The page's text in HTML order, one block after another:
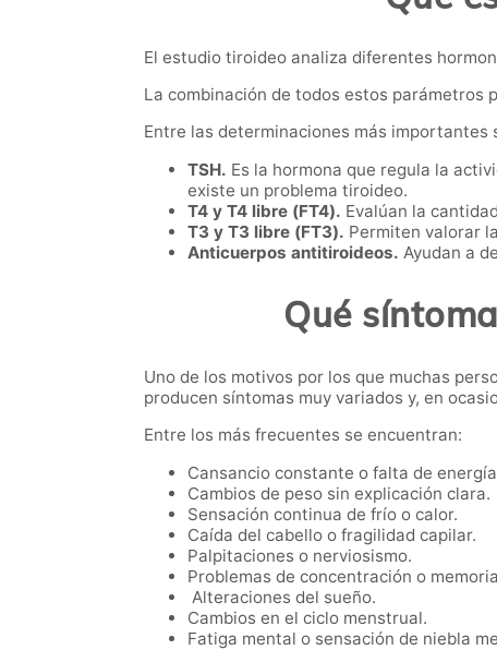
El estudio tiroideo analiza diferentes
La combinación de todos estos parámetros
Entre las determinaciones más importantes
TSH. Es la hormona que regula la
existe un problema tiroideo.
T4 y T4 libre (FT4). Evalúan la
T3 y T3 libre (FT3). Permiten valorar
Anticuerpos antitiroideos. Ayudan a
Qué
Uno de los motivos por los que muchas
producen síntomas muy variados y, en
Entre los más frecuentes se encuentran:
Cansancio constante o falta de
Cambios de peso sin explicación clara.
Sensación continua de frío o calor.
Caída del cabello o fragilidad capilar.
Palpitaciones o nerviosismo.
Problemas de concentración o
Alteraciones del sueño.
Cambios en el ciclo menstrual.
Fatiga mental o sensación de niebla